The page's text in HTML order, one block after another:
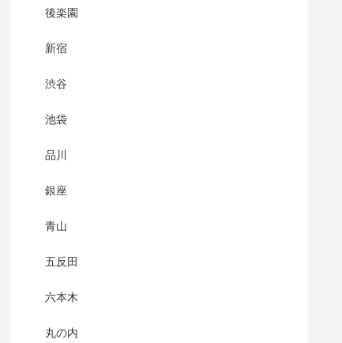
後楽園
新宿
渋谷
池袋
品川
銀座
青山
五反田
六本木
丸の内